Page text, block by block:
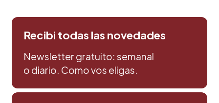
Recibi todas las novedades
Newsletter gratuito: semanal
o diario. Como vos eligas.